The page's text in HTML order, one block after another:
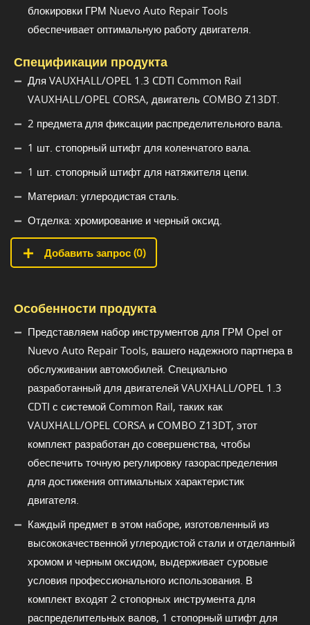
блокировки ГРМ Nuevo Auto Repair Tools
обеспечивает оптимальную работу двигателя.
Спецификации продукта
Для VAUXHALL/OPEL 1.3 CDTI Common Rail
VAUXHALL/OPEL CORSA, двигатель COMBO Z13DT.
2 предмета для фиксации распределительного вала.
1 шт. стопорный штифт для коленчатого вала.
1 шт. стопорный штифт для натяжителя цепи.
Материал: углеродистая сталь.
Отделка: хромирование и черный оксид.
Добавить запрос (0)
Особенности продукта
Представляем набор инструментов для ГРМ Opel от
Nuevo Auto Repair Tools, вашего надежного партнера в
обслуживании автомобилей. Специально
разработанный для двигателей VAUXHALL/OPEL 1.3
CDTI с системой Common Rail, таких как
VAUXHALL/OPEL CORSA и COMBO Z13DT, этот
комплект разработан до совершенства, чтобы
обеспечить точную регулировку газораспределения
для достижения оптимальных характеристик
двигателя.
Каждый предмет в этом наборе, изготовленный из
высококачественной углеродистой стали и отделанный
хромом и черным оксидом, выдерживает суровые
условия профессионального использования. В
комплект входят 2 стопорных инструмента для
распределительных валов, 1 стопорный штифт для